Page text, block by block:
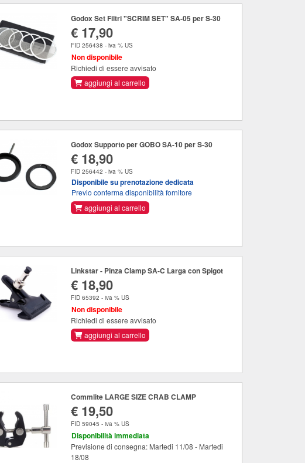
Godox Set Filtri "SCRIM SET" SA-05 per S-30
€ 17,90
FID 256438 - iva % US
Non disponibile
Richiedi di essere avvisato
aggiungi al carrello
Godox Supporto per GOBO SA-10 per S-30
€ 18,90
FID 256442 - iva % US
Disponibile su prenotazione dedicata
Previo conferma disponibilità fornitore
aggiungi al carrello
Linkstar - Pinza Clamp SA-C Larga con Spigot
€ 18,90
FID 65392 - iva % US
Non disponibile
Richiedi di essere avvisato
aggiungi al carrello
Commlite LARGE SIZE CRAB CLAMP
€ 19,50
FID 59045 - iva % US
Disponibilità immediata
Previsione di consegna: Martedi 11/08 - Martedi
18/08